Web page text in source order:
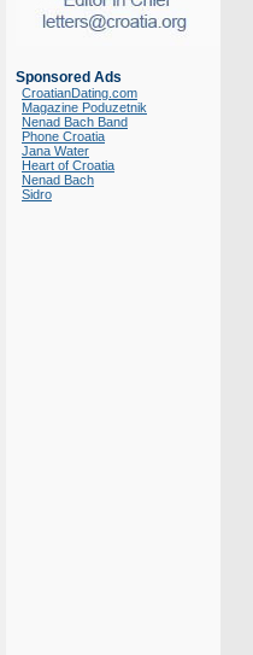
Sponsored Ads
CroatianDating.com
Magazine Poduzetnik
Nenad Bach Band
Phone Croatia
Jana Water
Heart of Croatia
Nenad Bach
Sidro